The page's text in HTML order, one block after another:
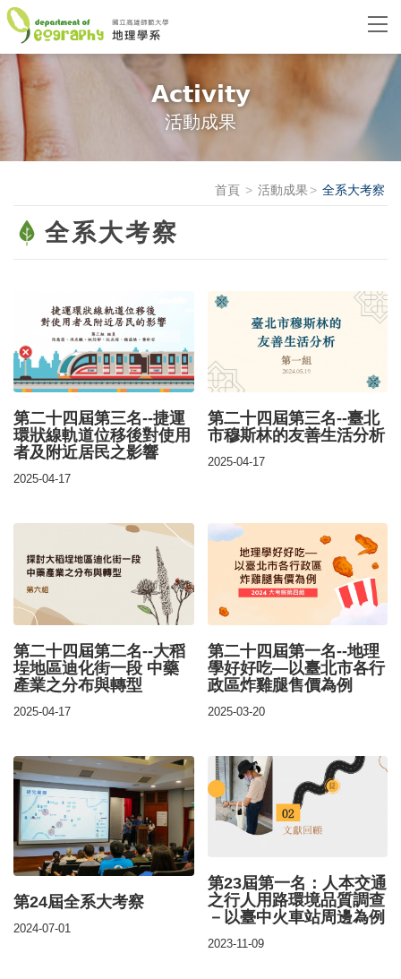
Activity
活動成果
首頁 活動成果 全系大考察
全系大考察
第二十四屆第三名--捷運
環狀線軌道位移後對使用
者及附近居民之影響
2025-04-17
第二十四屆第三名--臺北
市穆斯林的友善生活分析
2025-04-17
第二十四屆第二名--大稻
埕地區迪化街一段 中藥
產業之分布與轉型
2025-04-17
第二十四屆第一名--地理
學好好吃—以臺北市各行
政區炸雞腿售價為例
2025-03-20
第24屆全系大考察
2024-07-01
第23屆第一名：人本交通
之行人用路環境品質調查
－以臺中火車站周邊為例
2023-11-09